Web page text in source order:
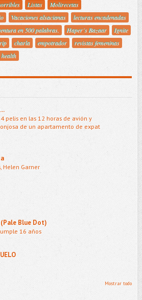
Listas
Molirecetas
Vacaciones alsacianas
lecturas encadenadas
en 500 palabras. Haper´s Bazaar
Ignite
charla empotrador
revistas femeninas
health
pelis en las 12 horas de avión y
de un apartamento de expat
Helen Garner
Blue Dot)
16 años
Mostrar todo